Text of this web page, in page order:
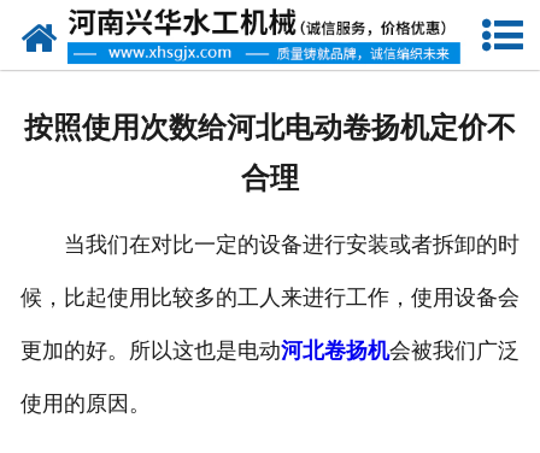
网站首页
资质荣誉
按照使用次数给河北电动卷扬机定价不
合理
当我们在对比一定的设备进行安装或者拆卸的时
候，比起使用比较多的工人来进行工作，使用设备会
更加的好。所以这也是电动河北卷扬机会被我们广泛
使用的原因。